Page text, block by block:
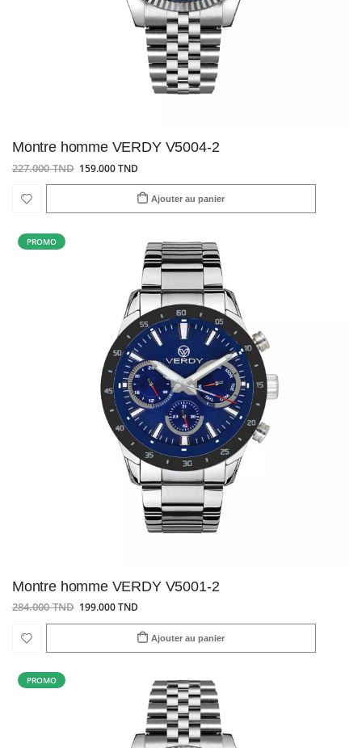
Montre homme VERDY V5004-2
227.000 TND 159.000 TND
Ajouter au panier
PROMO
Montre homme VERDY V5001-2
284.000 TND 199.000 TND
Ajouter au panier
PROMO